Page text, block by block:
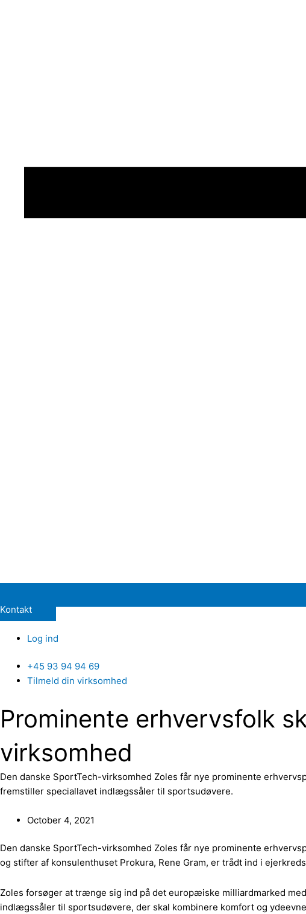
Kontakt
Log ind
+45 93 94 94 69
Tilmeld din virksomhed
Prominente erhvervsfolk
virksomhed
Den danske SportTech-virksomhed Zoles får nye prominente
fremstiller speciallavet indlægssåler til sportsudøvere.
October 4, 2021
Den danske SportTech-virksomhed Zoles får nye prominente
og stifter af konsulenthuset Prokura, Rene Gram, er trådt ind i
Zoles forsøger at trænge sig ind på det europæiske milliardmarked
indlægssåler til sportsudøvere, der skal kombinere komfort og